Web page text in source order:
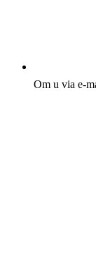
Om u via e-